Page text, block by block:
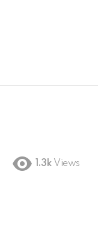
1.3k Views